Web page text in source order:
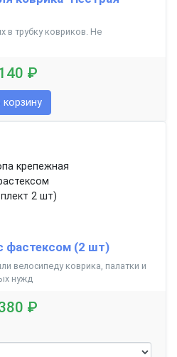
в трубку ковриков. Не
₽
корзину
фастексом (2 шт)
велосипеду коврика, палатки и
нужд
₽